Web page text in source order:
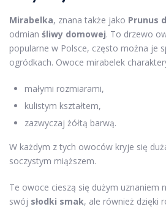
Mirabelka, znana także jako Prunus
odmian śliwy domowej. To drzewo
popularne w Polsce, często można je
ogródkach. Owoce mirabelek
małymi rozmiarami,
kulistym kształtem,
zazwyczaj żółtą barwą.
W każdym z tych owoców kryje się
soczystym miąższem.
Te owoce cieszą się dużym uznaniem
swój słodki smak, ale również dzięki